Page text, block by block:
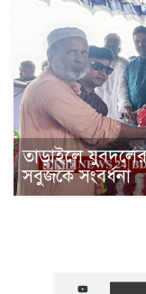
তাড়াইলে যুবদলের
সবুজকে সংবর্ধনা